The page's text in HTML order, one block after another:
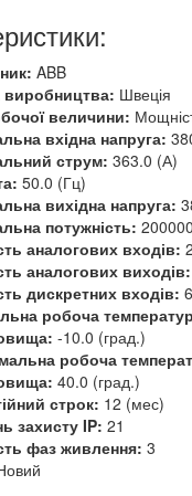
ABB
виробництва: Швеція
величини:
вхідна напруга:
струм: 363.0 (А)
50.0 (Гц)
вихідна напруга:
потужність:
аналогових входів: 2
аналогових виходів:
дискретних входів: 6
робоча
-10.0 (град.)
робоча
40.0 (град.)
строк: 12 (мес)
захисту IP: 21
фаз живлення: 3